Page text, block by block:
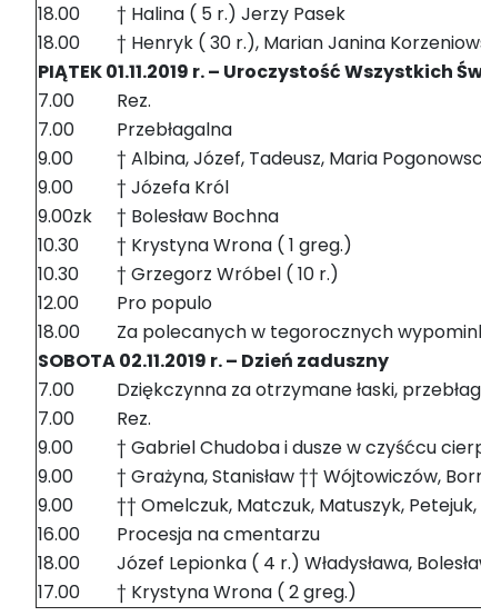
18.00
† Halina ( 5 r.) Jerzy Pasek
18.00
† Henryk ( 30 r.), Marian Janina
PIĄTEK 01.11.2019 r. – Uroczystość Wszystkich
7.00
Rez.
7.00
Przebłagalna
9.00
† Albina, Józef, Tadeusz, Maria
9.00
† Józefa Król
9.00zk
† Bolesław Bochna
10.30
† Krystyna Wrona ( 1 greg.)
10.30
† Grzegorz Wróbel ( 10 r.)
12.00
Pro populo
18.00
Za polecanych w tegorocznych
SOBOTA 02.11.2019 r. – Dzień zaduszny
7.00
Dziękczynna za otrzymane łaski,
7.00
Rez.
9.00
† Gabriel Chudoba i dusze w czyśćcu
9.00
† Grażyna, Stanisław †† Wójtowiczów,
9.00
†† Omelczuk, Matczuk, Matuszyk, Petejuk,
16.00
Procesja na cmentarzu
18.00
Józef Lepionka ( 4 r.) Władysława,
17.00
† Krystyna Wrona ( 2 greg.)